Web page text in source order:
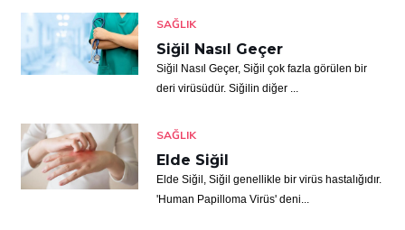
SAĞLIK
Siğil Nasıl Geçer
Siğil Nasıl Geçer, Siğil çok fazla görülen bir
deri virüsüdür. Siğilin diğer ...
SAĞLIK
Elde Siğil
Elde Siğil, Siğil genellikle bir virüs hastalığıdır.
'Human Papilloma Virüs' deni...